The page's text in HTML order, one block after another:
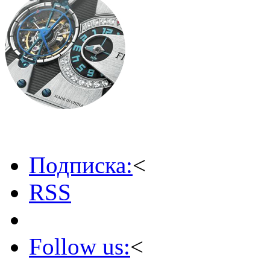
Подписка:<
RSS
Follow us:<